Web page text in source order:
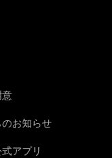
お知らせ
アプリ